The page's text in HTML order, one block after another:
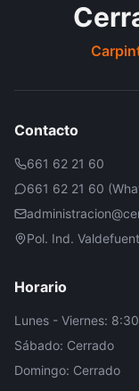
Contacto
661 62 21 60
661 62 21 60
Pol. Ind.
Horario
Lunes - Viernes:
Sábado: Cerrado
Domingo: Cerrado